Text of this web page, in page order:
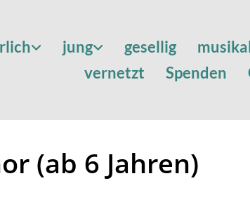
jung gesellig
vernetzt
Spenden
(ab 6 Jahren)